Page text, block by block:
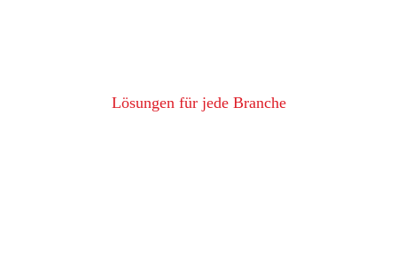
Lösungen für jede Branche